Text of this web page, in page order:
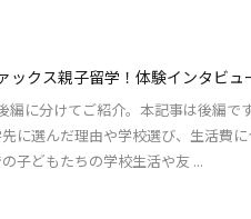
ックス親子留学！体験インタビュ
編に分けてご紹介。本記事は後編で
に選んだ理由や学校選び、生活費に
子どもたちの学校生活や友 ...